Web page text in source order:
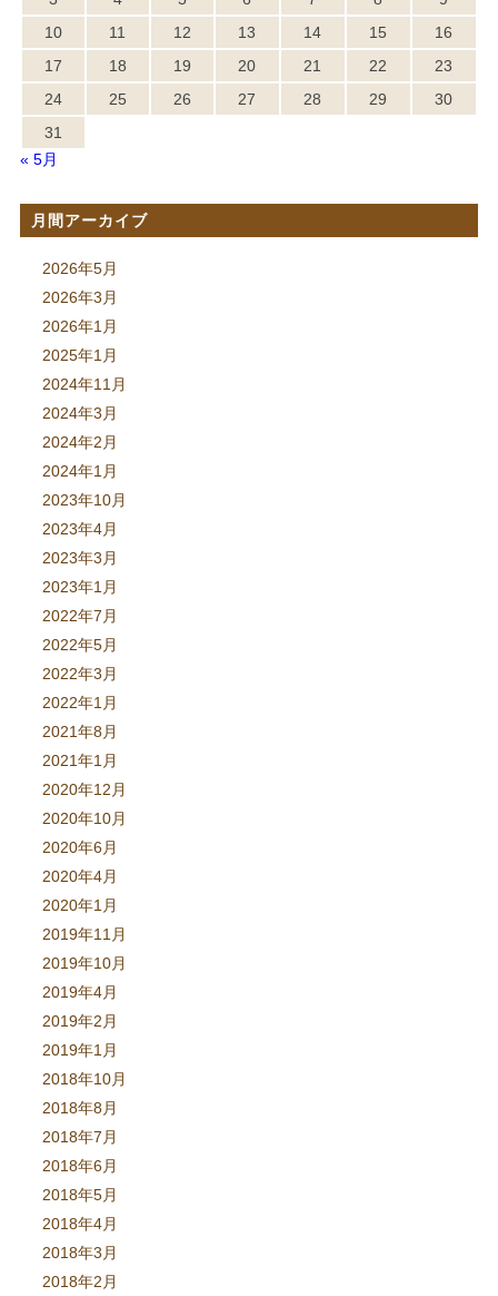
10
11 12 13 14 15
16
17
18 19 20 21 22
23
24
25 26 27 28 29
30
31
« 5月
月間アーカイブ
2026年5月
2026年3月
2026年1月
2025年1月
2024年11月
2024年3月
2024年2月
2024年1月
2023年10月
2023年4月
2023年3月
2023年1月
2022年7月
2022年5月
2022年3月
2022年1月
2021年8月
2021年1月
2020年12月
2020年10月
2020年6月
2020年4月
2020年1月
2019年11月
2019年10月
2019年4月
2019年2月
2019年1月
2018年10月
2018年8月
2018年7月
2018年6月
2018年5月
2018年4月
2018年3月
2018年2月